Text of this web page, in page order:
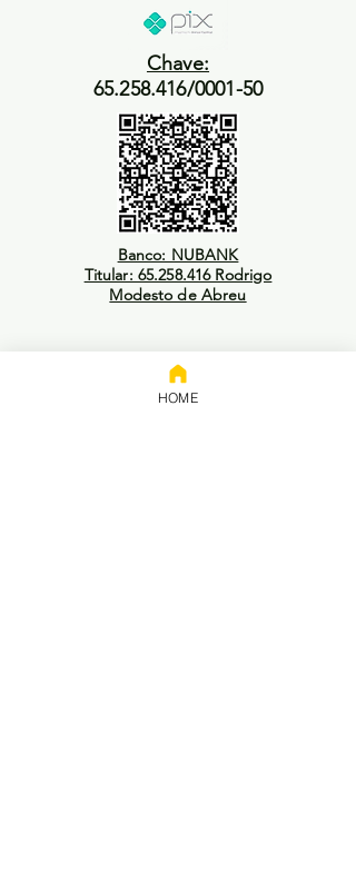
Chave:
65.258.416/0001-50
Banco: NUBANK
Titular: 65.258.416 Rodrigo
Modesto de Abreu
HOME